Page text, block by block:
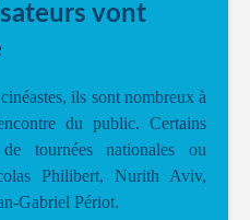
vont
ils sont nombreux à
du public. Certains
tournées nationales ou
Philibert, Nurith Aviv,
Gabriel Périot.